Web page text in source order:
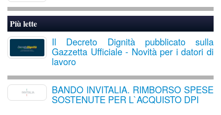
Più lette
Il Decreto Dignità pubblicato sulla
Gazzetta Ufficiale - Novità per i datori di
lavoro
BANDO INVITALIA. RIMBORSO SPESE
SOSTENUTE PER L`ACQUISTO DPI